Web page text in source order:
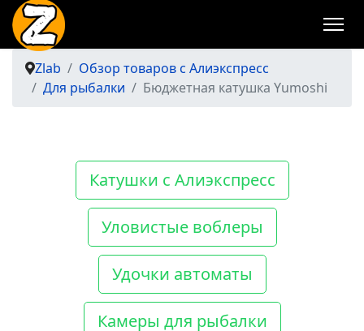
Zlab
Обзор товаров с Алиэкспресс
Для рыбалки
Бюджетная катушка Yumoshi
Катушки с Алиэкспресс
Уловистые воблеры
Удочки автоматы
Камеры для рыбалки